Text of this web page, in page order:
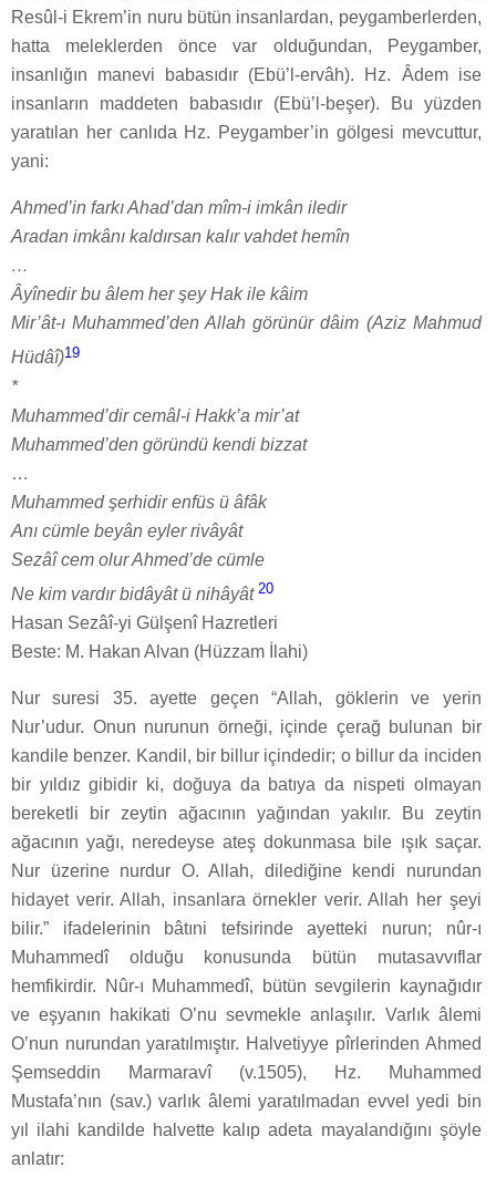
Resûl-i Ekrem’in nuru bütün insanlardan, peygamberlerden,
hatta meleklerden önce var olduğundan, Peygamber,
insanlığın manevi babasıdır (Ebü’l-ervâh). Hz. Âdem ise
insanların maddeten babasıdır (Ebü’l-beşer). Bu yüzden
yaratılan her canlıda Hz. Peygamber’in gölgesi mevcuttur,
yani:
Ahmed’in farkı Ahad’dan mîm-i imkân iledir
Aradan imkânı kaldırsan kalır vahdet hemîn
…
Âyînedir bu âlem her şey Hak ile kâim
Mir’ât-ı Muhammed’den Allah görünür dâim (Aziz Mahmud
Hüdâî)19
*
Muhammed’dir cemâl-i Hakk’a mir’at
Muhammed’den göründü kendi bizzat
…
Muhammed şerhidir enfüs ü âfâk
Anı cümle beyân eyler rivâyât
Sezâî cem olur Ahmed’de cümle
Ne kim vardır bidâyât ü nihâyât 20
Hasan Sezâî-yi Gülşenî Hazretleri
Beste: M. Hakan Alvan (Hüzzam İlahi)
Nur suresi 35. ayette geçen “Allah, göklerin ve yerin
Nur’udur. Onun nurunun örneği, içinde çerağ bulunan bir
kandile benzer. Kandil, bir billur içindedir; o billur da inciden
bir yıldız gibidir ki, doğuya da batıya da nispeti olmayan
bereketli bir zeytin ağacının yağından yakılır. Bu zeytin
ağacının yağı, neredeyse ateş dokunmasa bile ışık saçar.
Nur üzerine nurdur O. Allah, dilediğine kendi nurundan
hidayet verir. Allah, insanlara örnekler verir. Allah her şeyi
bilir.” ifadelerinin bâtıni tefsirinde ayetteki nurun; nûr-ı
Muhammedî olduğu konusunda bütün mutasavvıflar
hemfikirdir. Nûr-ı Muhammedî, bütün sevgilerin kaynağıdır
ve eşyanın hakikati O’nu sevmekle anlaşılır. Varlık âlemi
O’nun nurundan yaratılmıştır. Halvetiyye pîrlerinden Ahmed
Şemseddin Marmaravî (v.1505), Hz. Muhammed
Mustafa’nın (sav.) varlık âlemi yaratılmadan evvel yedi bin
yıl ilahi kandilde halvette kalıp adeta mayalandığını şöyle
anlatır: